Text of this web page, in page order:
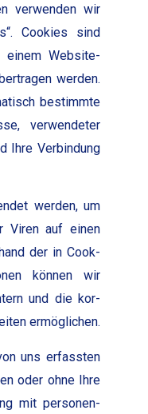
ver­wen­den wir
Cook­ies sind
einem Web­site­
wer­den.
bes­timmte
ver­wen­de­ter
Ihre Verbindung
wer­den, um
Viren auf einen
der in Cook­
kön­nen wir
und die kor­
ermöglichen.
uns erfassten
oder ohne Ihre
mit per­so­n­en­